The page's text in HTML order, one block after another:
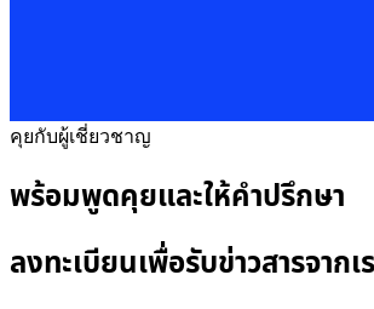
คุยกับผู้เชี่ยวชาญ
พร้อมพูดคุยและให้คำปรึกษา
ลงทะเบียนเพื่อรับข่าวสารจากเ